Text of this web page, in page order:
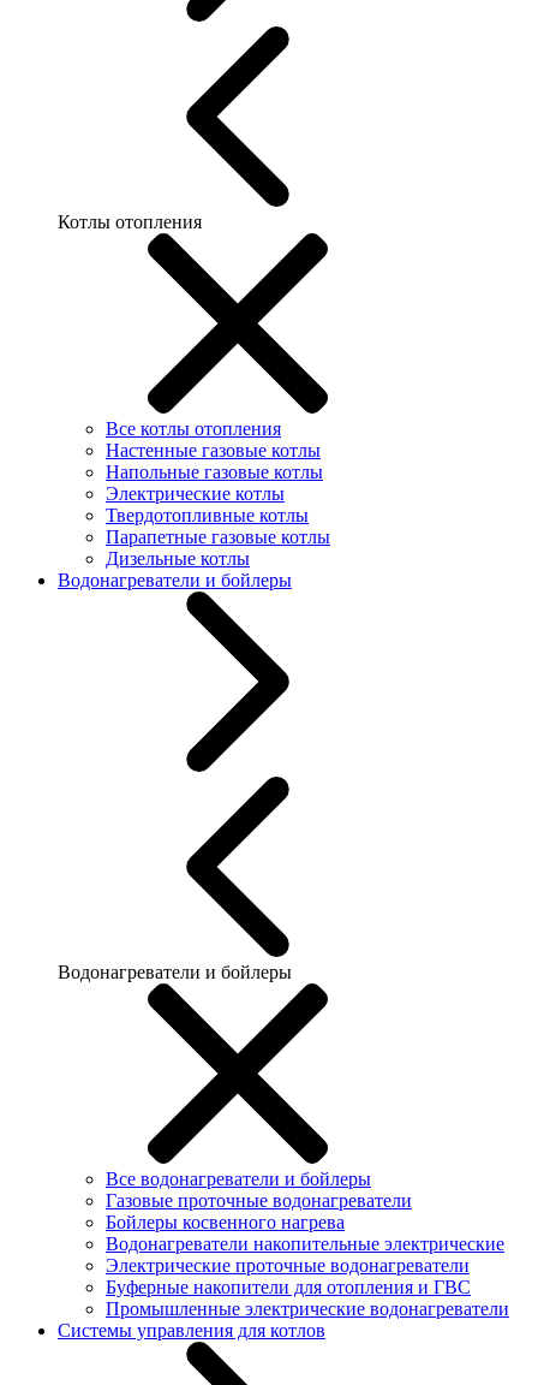
Котлы отопления
Все котлы отопления
Настенные газовые котлы
Напольные газовые котлы
Электрические котлы
Твердотопливные котлы
Парапетные газовые котлы
Дизельные котлы
Водонагреватели и бойлеры
Водонагреватели и бойлеры
Все водонагреватели и бойлеры
Газовые проточные водонагреватели
Бойлеры косвенного нагрева
Водонагреватели накопительные электрические
Электрические проточные водонагреватели
Буферные накопители для отопления и ГВС
Промышленные электрические водонагреватели
Системы управления для котлов